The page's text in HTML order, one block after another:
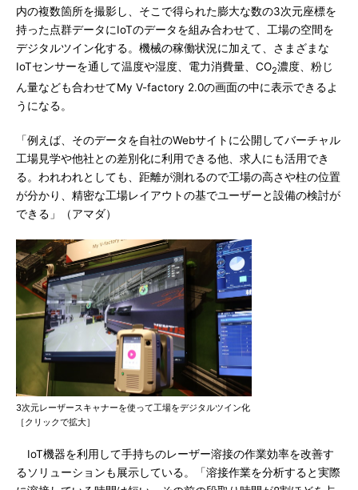
内の複数箇所を撮影し、そこで得られた膨大な数の3次元座標を
持った点群データにIoTのデータを組み合わせて、工場の空間を
デジタルツイン化する。機械の稼働状況に加えて、さまざまな
IoTセンサーを通して温度や湿度、電力消費量、CO2濃度、粉じ
ん量なども合わせてMy V-factory 2.0の画面の中に表示できるよ
うになる。
「例えば、そのデータを自社のWebサイトに公開してバーチャル
工場見学や他社との差別化に利用できる他、求人にも活用でき
る。われわれとしても、距離が測れるので工場の高さや柱の位置
が分かり、精密な工場レイアウトの基でユーザーと設備の検討が
できる」（アマダ）
3次元レーザースキャナーを使って工場をデジタルツイン化
［クリックで拡大］
IoT機器を利用して手持ちのレーザー溶接の作業効率を改善す
るソリューションも展示している。「溶接作業を分析すると実際